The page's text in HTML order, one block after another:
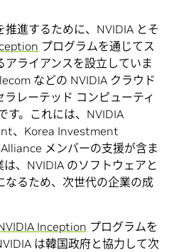
進するために、NVIDIA とそ
プログラムを通じてス
ライアンスを設立していま
などの NVIDIA クラウド
レーテッド コンピューティ
す。これには、NVIDIA
、Korea Investment
メンバーの支援が含ま
、NVIDIA のソフトウェアと
るため、次世代の企業の成
Inception プログラムを
は韓国政府と協力して次